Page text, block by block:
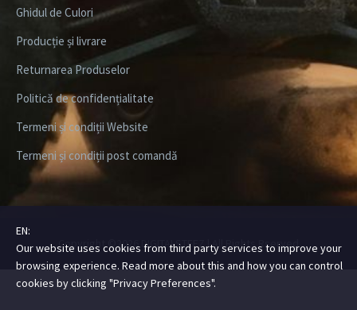
Ghidul de Culori
Producție și livrare
Returnarea Produselor
Politică de confidențialitate
Termeni și condiții Website
Termeni și condiții post comandă
Copyright ©2026 DIGITALSTEEZ| All Rights Rserved
EN:
Our website uses cookies from third party services to improve your
browsing experience. Read more about this and how you can control
cookies by clicking "Privacy Preferences".